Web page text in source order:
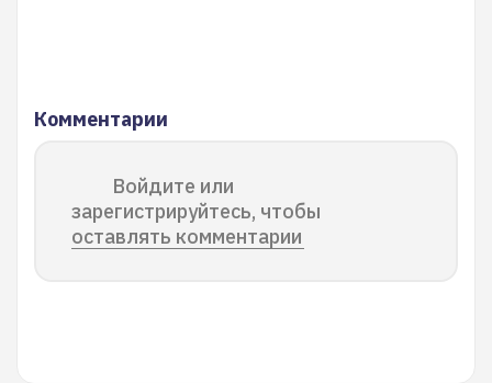
Комментарии
Войдите или
зарегистрируйтесь, чтобы
оставлять комментарии